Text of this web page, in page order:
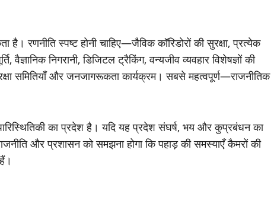
रणनीति स्पष्ट होनी चाहिए—जैविक कॉरिडोरों की सुरक्षा, प्रत्येक
निगरानी, डिजिटल ट्रैकिंग, वन्यजीव व्यवहार विशेषज्ञों की
समितियाँ और जनजागरूकता कार्यक्रम। सबसे महत्वपूर्ण—राजनीतिक
का प्रदेश है। यदि यह प्रदेश संघर्ष, भय और कुप्रबंधन का
और प्रशासन को समझना होगा कि पहाड़ की समस्याएँ कैमरों की